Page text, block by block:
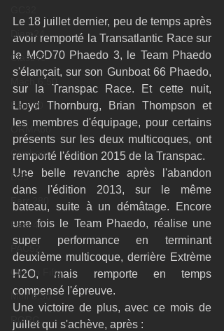
Diam24
Class40
Mach 6.50
Farr 30
ORMA60
Gunboat
D35
Farr 280
Fast 40
PAC52
Ocean Fifty
Mini 6.50
RORC
Le 18 juillet dernier, peu de temps après
avoir remporté la Transatlantic Race sur
le MOD70 Phaedo 3, le Team Phaedo
s'élançait, sur son Gunboat 66 Phaedo,
sur la Transpac Race. Et cette nuit,
Lloyd Thornburg, Brian Thompson et
les membres d'équipage, pour certains
présents sur les deux multicoques, ont
remporté l'édition 2015 de la Transpac.
Une belle revanche après l'abandon
dans l'édition 2013, sur le même
bateau, suite à un démâtage. Encore
une fois le Team Phaedo, réalise une
super performance en terminant
deuxième multicoque, derrière Extrème
H2O, mais remporte en temps
compensé l'épreuve.
Une victoire de plus, avec ce mois de
juillet qui s'achève, après :